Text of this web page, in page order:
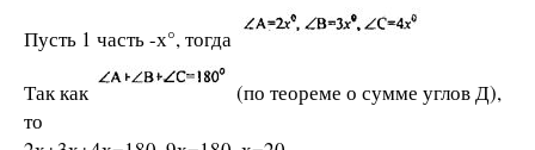
Пусть 1 часть -х°, тогда
Так как
(по теореме о сумме углов Д),
то